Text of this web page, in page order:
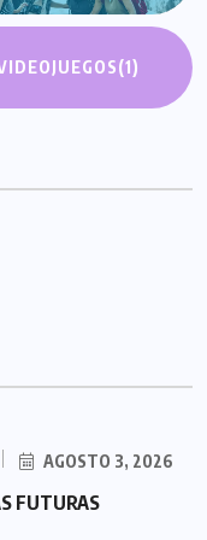
(1)
LA
INFONAVIT
ATENDER Y
DE
DE
DE
AGOSTO 3, 2026
FUTURAS